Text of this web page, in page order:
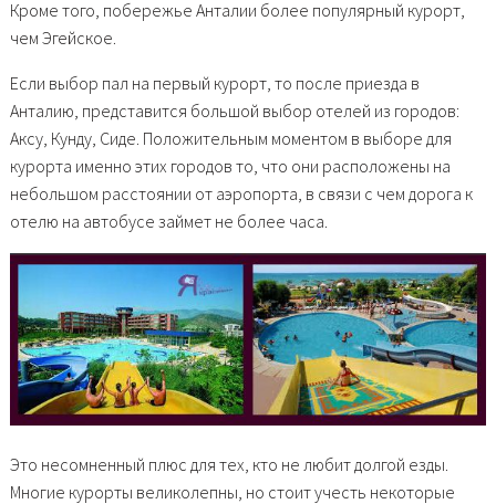
Кроме того, побережье Анталии более популярный курорт,
чем Эгейское.
Если выбор пал на первый курорт, то после приезда в
Анталию, представится большой выбор отелей из городов:
Аксу, Кунду, Сиде. Положительным моментом в выборе для
курорта именно этих городов то, что они расположены на
небольшом расстоянии от аэропорта, в связи с чем дорога к
отелю на автобусе займет не более часа.
Это несомненный плюс для тех, кто не любит долгой езды.
Многие курорты великолепны, но стоит учесть некоторые